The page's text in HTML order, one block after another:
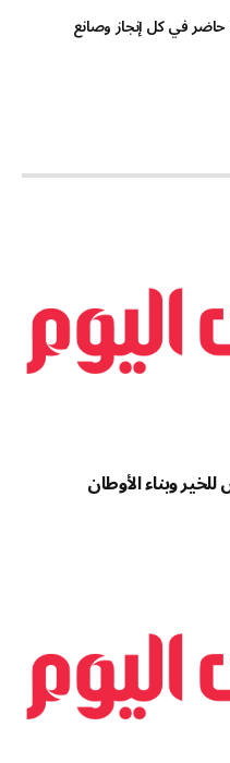
في كل إنجاز وصانع
وبناء الأوطان